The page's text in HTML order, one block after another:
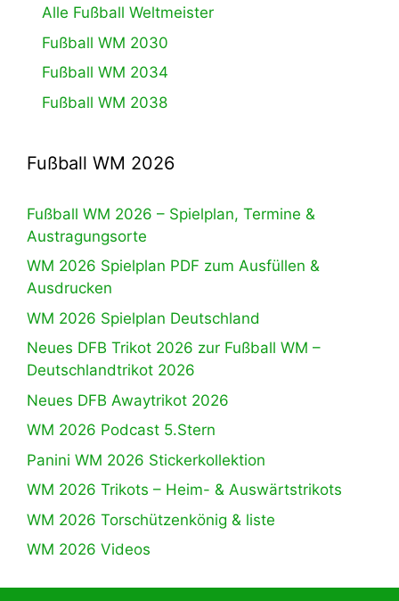
Alle Fußball Weltmeister
Fußball WM 2030
Fußball WM 2034
Fußball WM 2038
Fußball WM 2026
Fußball WM 2026 – Spielplan, Termine &
Austragungsorte
WM 2026 Spielplan PDF zum Ausfüllen &
Ausdrucken
WM 2026 Spielplan Deutschland
Neues DFB Trikot 2026 zur Fußball WM –
Deutschlandtrikot 2026
Neues DFB Awaytrikot 2026
WM 2026 Podcast 5.Stern
Panini WM 2026 Stickerkollektion
WM 2026 Trikots – Heim- & Auswärtstrikots
WM 2026 Torschützenkönig & liste
WM 2026 Videos